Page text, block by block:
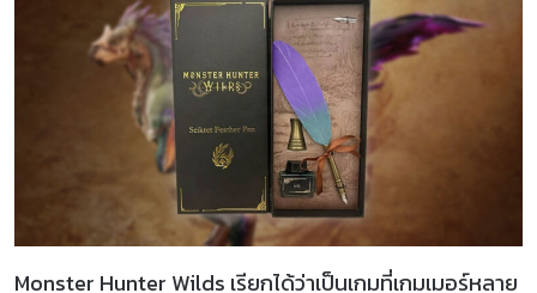
Monster Hunter Wilds เรียกได้ว่าเป็นเกมที่เกมเมอร์หลาย